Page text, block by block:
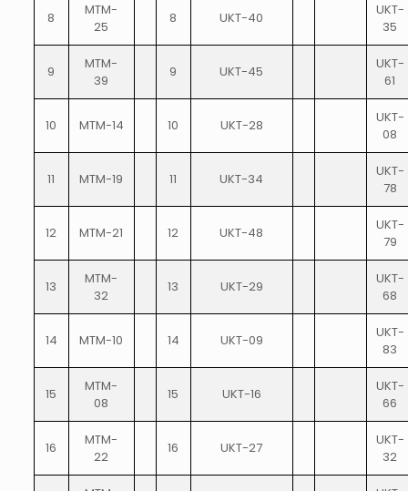
8
MTM-
25
8 UKT-40
UKT-
35
9
MTM-
39
9 UKT-45
UKT-
61
10 MTM-14 10 UKT-28
UKT-
08
11 MTM-19 11 UKT-34
UKT-
78
12 MTM-21 12 UKT-48
UKT-
79
13
MTM-
32
13 UKT-29
UKT-
68
14 MTM-10 14 UKT-09
UKT-
83
15
MTM-
08
15 UKT-16
UKT-
66
16
MTM-
22
16 UKT-27
UKT-
32